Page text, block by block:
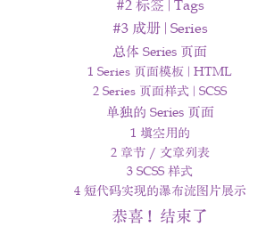
#2 标签 | Tags
#3 成册 | Series
总体 Series 页面
1 Series 页面模板 | HTML
2 Series 页面样式 | SCSS
单独的 Series 页面
1 填空用的
2 章节 / 文章列表
3 SCSS 样式
4 短代码实现的瀑布流图片展示
恭喜！结束了